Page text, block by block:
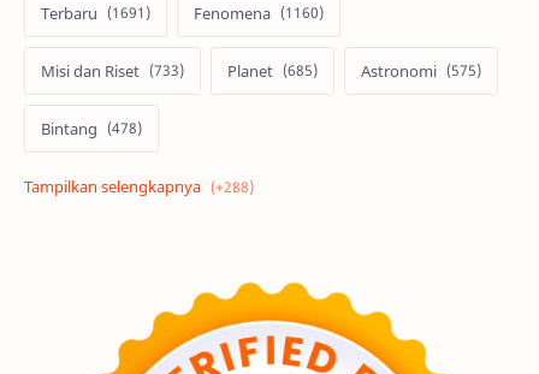
Terbaru Fenomena
Misi dan Riset Planet Astronomi
Bintang
Alam semesta Galaksi
Tata Surya Hype
Asteroid Observasi